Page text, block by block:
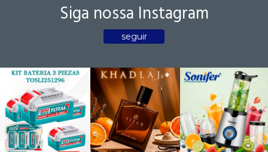
Siga nossa Instagram
seguir